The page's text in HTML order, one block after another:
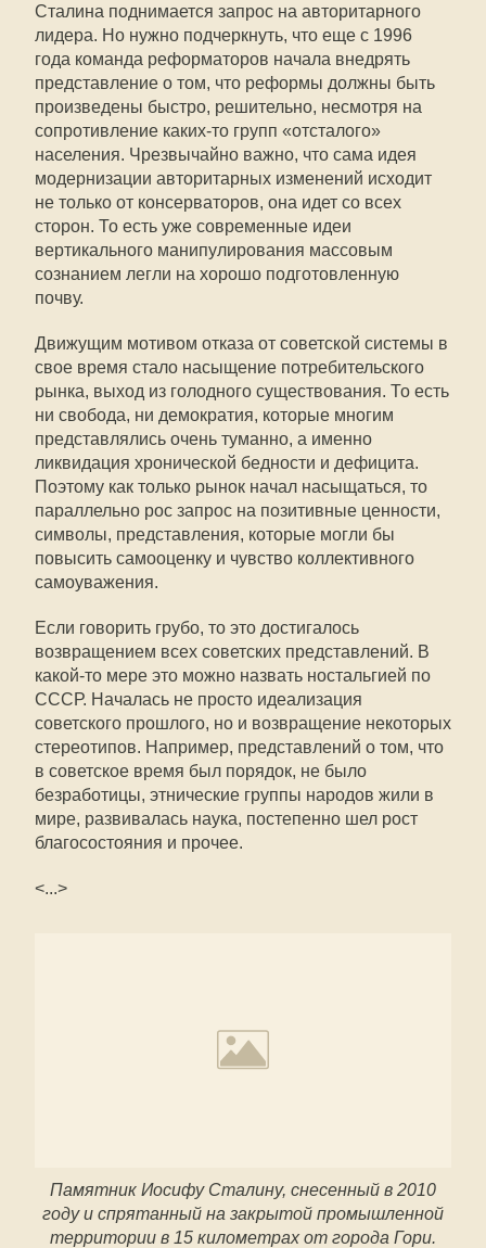
Сталина поднимается запрос на авторитарного
лидера. Но нужно подчеркнуть, что еще с 1996
года команда реформаторов начала внедрять
представление о том, что реформы должны быть
произведены быстро, решительно, несмотря на
сопротивление каких-то групп «отсталого»
населения. Чрезвычайно важно, что сама идея
модернизации авторитарных изменений исходит
не только от консерваторов, она идет со всех
сторон. То есть уже современные идеи
вертикального манипулирования массовым
сознанием легли на хорошо подготовленную
почву.
Движущим мотивом отказа от советской системы в
свое время стало насыщение потребительского
рынка, выход из голодного существования. То есть
ни свобода, ни демократия, которые многим
представлялись очень туманно, а именно
ликвидация хронической бедности и дефицита.
Поэтому как только рынок начал насыщаться, то
параллельно рос запрос на позитивные ценности,
символы, представления, которые могли бы
повысить самооценку и чувство коллективного
самоуважения.
Если говорить грубо, то это достигалось
возвращением всех советских представлений. В
какой-то мере это можно назвать ностальгией по
СССР. Началась не просто идеализация
советского прошлого, но и возвращение некоторых
стереотипов. Например, представлений о том, что
в советское время был порядок, не было
безработицы, этнические группы народов жили в
мире, развивалась наука, постепенно шел рост
благосостояния и прочее.
<...>
Памятник Иосифу Сталину, снесенный в 2010
году и спрятанный на закрытой промышленной
территории в 15 километрах от города Гори.